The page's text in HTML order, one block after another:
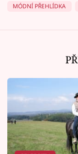
MÓDNÍ PŘEHLÍDKA